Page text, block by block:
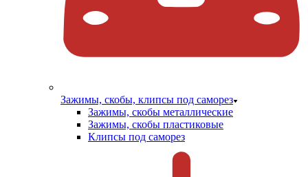
Зажимы, скобы, клипсы под саморез
Зажимы, скобы металлические
Зажимы, скобы пластиковые
Клипсы под саморез